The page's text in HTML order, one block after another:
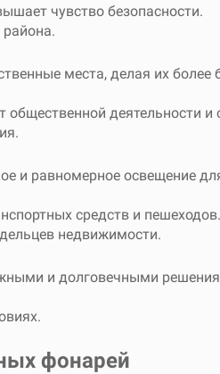
чувство безопасности.
места, делая их
деятельности и
и равномерное освещение
средств и пешеходов.
недвижимости.
и долговечными
фонарей